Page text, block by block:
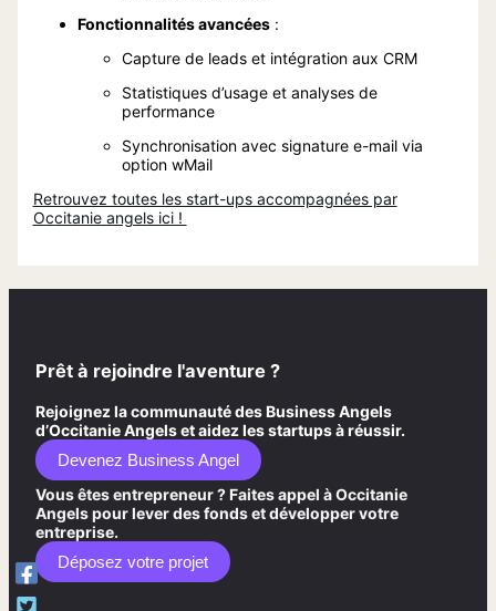
Fonctionnalités avancées:
Capture de leads et intégration aux CRM
Statistiques d’usage et analyses de
performance
Synchronisation avec signature e-mail via
option wMail
Retrouvez toutes les start-ups accompagnées par
Occitanie angels ici !
Prêt à rejoindre l'aventure ?
Rejoignez la communauté des Business Angels
d’Occitanie Angels et aidez les startups à réussir.
Devenez Business Angel
Vous êtes entrepreneur ? Faites appel à Occitanie
Angels pour lever des fonds et développer votre
entreprise.
Déposez votre projet